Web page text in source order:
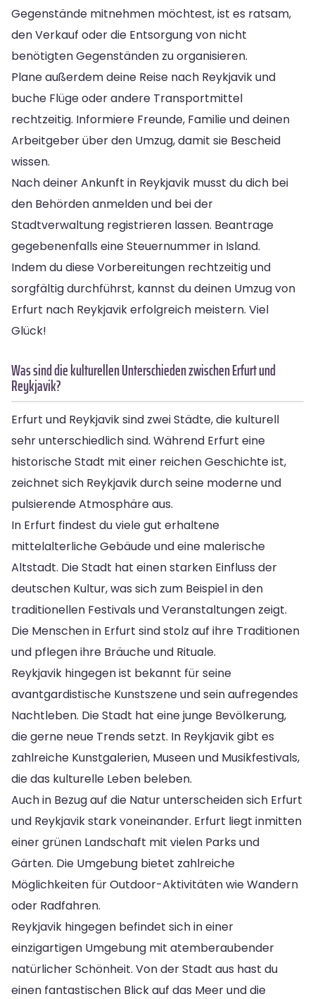
Gegenstände mitnehmen möchtest, ist es ratsam,
den Verkauf oder die Entsorgung von nicht
benötigten Gegenständen zu organisieren.
Plane außerdem deine Reise nach Reykjavik und
buche Flüge oder andere Transportmittel
rechtzeitig. Informiere Freunde, Familie und deinen
Arbeitgeber über den Umzug, damit sie Bescheid
wissen.
Nach deiner Ankunft in Reykjavik musst du dich bei
den Behörden anmelden und bei der
Stadtverwaltung registrieren lassen. Beantrage
gegebenenfalls eine Steuernummer in Island.
Indem du diese Vorbereitungen rechtzeitig und
sorgfältig durchführst, kannst du deinen Umzug von
Erfurt nach Reykjavik erfolgreich meistern. Viel
Glück!
Was sind die kulturellen Unterschieden zwischen Erfurt und
Reykjavik?
Erfurt und Reykjavik sind zwei Städte, die kulturell
sehr unterschiedlich sind. Während Erfurt eine
historische Stadt mit einer reichen Geschichte ist,
zeichnet sich Reykjavik durch seine moderne und
pulsierende Atmosphäre aus.
In Erfurt findest du viele gut erhaltene
mittelalterliche Gebäude und eine malerische
Altstadt. Die Stadt hat einen starken Einfluss der
deutschen Kultur, was sich zum Beispiel in den
traditionellen Festivals und Veranstaltungen zeigt.
Die Menschen in Erfurt sind stolz auf ihre Traditionen
und pflegen ihre Bräuche und Rituale.
Reykjavik hingegen ist bekannt für seine
avantgardistische Kunstszene und sein aufregendes
Nachtleben. Die Stadt hat eine junge Bevölkerung,
die gerne neue Trends setzt. In Reykjavik gibt es
zahlreiche Kunstgalerien, Museen und Musikfestivals,
die das kulturelle Leben beleben.
Auch in Bezug auf die Natur unterscheiden sich Erfurt
und Reykjavik stark voneinander. Erfurt liegt inmitten
einer grünen Landschaft mit vielen Parks und
Gärten. Die Umgebung bietet zahlreiche
Möglichkeiten für Outdoor-Aktivitäten wie Wandern
oder Radfahren.
Reykjavik hingegen befindet sich in einer
einzigartigen Umgebung mit atemberaubender
natürlicher Schönheit. Von der Stadt aus hast du
einen fantastischen Blick auf das Meer und die